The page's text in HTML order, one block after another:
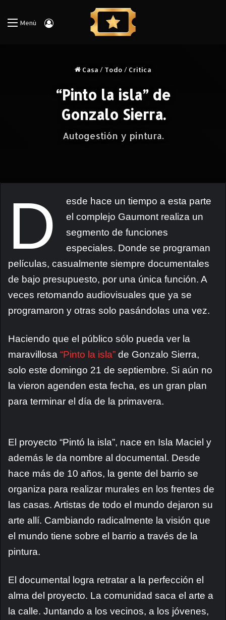
Menú Iniciar Sesión
Casa / Todo / Critica
“Pinto la isla” de
Gonzalo Sierra.
Autogestión y pintura.
D
esde hace un tiempo a esta parte
el complejo Gaumont realiza un
segmento de funciones
especiales. Donde se programan
películas, casualmente siempre documentales
de bajo presupuesto, por una única función. A
veces retomando audiovisuales que ya se
programaron y otras solo pasándolas una vez.
Haciendo que el público sólo pueda ver la
maravillosa “Pinto la isla” de Gonzalo Sierra,
solo este domingo 21 de septiembre. Si aún no
la vieron agenden esta fecha, es un gran plan
para terminar el día de la primavera.
El proyecto “Pintó la isla”, nace en Isla Maciel y
además le da nombre al documental. Desde
hace más de 10 años, la gente del barrio se
organiza para realizar murales en los frentes de
las casas. Artistas de todo el mundo dejaron su
arte allí. Cambiando radicalmente la visión que
el mundo tiene sobre el barrio a través de la
pintura.
El documental logra retratar a la perfección el
alma del proyecto. La comunidad saca el arte a
la calle. Juntando a los vecinos, a los jóvenes,